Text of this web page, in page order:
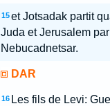
15 et Jotsadak partit
Juda et Jerusalem
Nebucadnetsar.
DAR
16 Les fils de Levi: